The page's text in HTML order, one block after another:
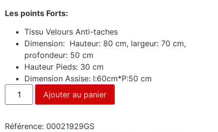
Les points Forts:
Tissu Velours Anti-taches
Dimension: Hauteur: 80 cm, largeur: 70 cm,
profondeur: 50 cm
Hauteur Pieds: 30 cm
Dimension Assise: l:60cm*P:50 cm
Ajouter au panier
Référence: 00021929GS